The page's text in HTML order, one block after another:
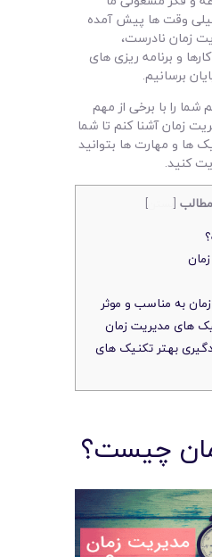
وقت ها پیش آمده
زمان نادرست،
و برنامه ریزی های
برسانیم.
شما را با برخی از مهم
زمان آشنا کنم تا شما
ها و مهارت ها بتوانید
کنید.
[بستن]
به مناسب و موثر
های مدیریت زمان
بهتر تکنیک های
چیست؟